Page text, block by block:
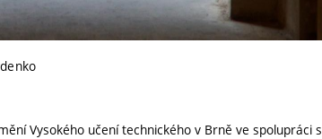
Vysokého učení technického v Brně ve spolupráci s